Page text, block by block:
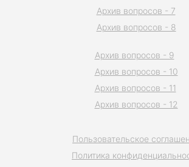
Пользовательское
Политика
Архив вопросов - 7
Архив вопросов - 8
Архив вопросов - 9
Архив вопросов - 10
Архив вопросов - 11
Архив вопросов - 12